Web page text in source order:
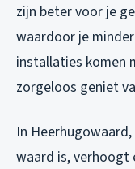
zijn beter voor je
waardoor je
installaties komen
zorgeloos geniet
In
waard is, verhoogt